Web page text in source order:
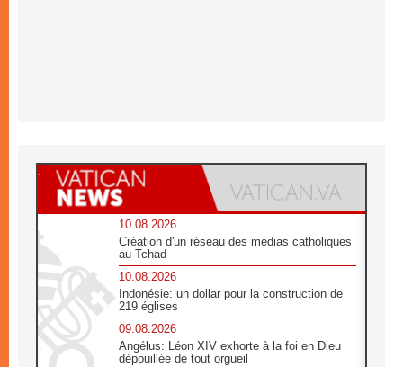
10.08.2026
Création d'un réseau des médias catholiques
au Tchad
10.08.2026
Indonésie: un dollar pour la construction de
219 églises
09.08.2026
Angélus: Léon XIV exhorte à la foi en Dieu
dépouillée de tout orgueil